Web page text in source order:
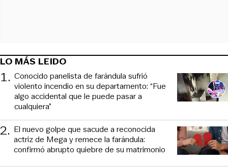
LO MÁS LEIDO
1. Conocido panelista de farándula sufrió
violento incendio en su departamento: “Fue
algo accidental que le puede pasar a
cualquiera”
2. El nuevo golpe que sacude a reconocida
actriz de Mega y remece la farándula:
confirmó abrupto quiebre de su matrimonio